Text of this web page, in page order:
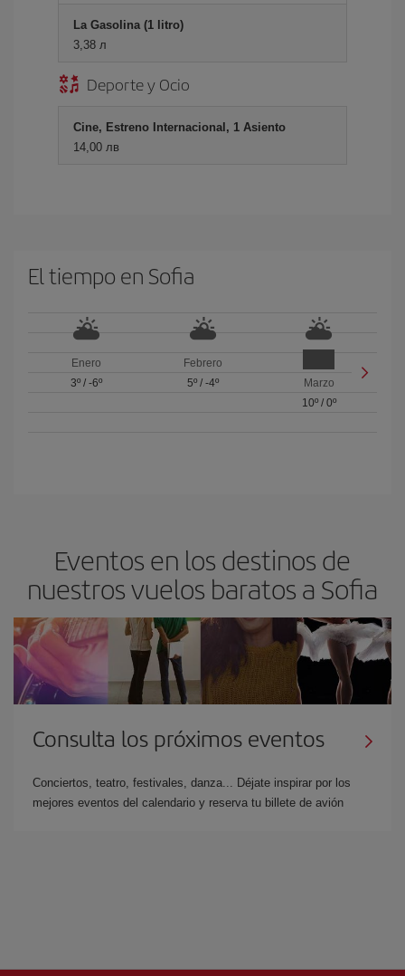
La Gasolina (1 litro)
3,38 л
Deporte y Ocio
Cine, Estreno Internacional, 1 Asiento
14,00 лв
El tiempo en Sofia
Enero
3º/ -6º
Febrero
5º/ -4º
Marzo
10º/ 0º
Eventos en los destinos de
nuestros vuelos baratos a Sofia
Consulta los próximos eventos
Conciertos, teatro, festivales, danza... Déjate inspirar por los
mejores eventos del calendario y reserva tu billete de avión